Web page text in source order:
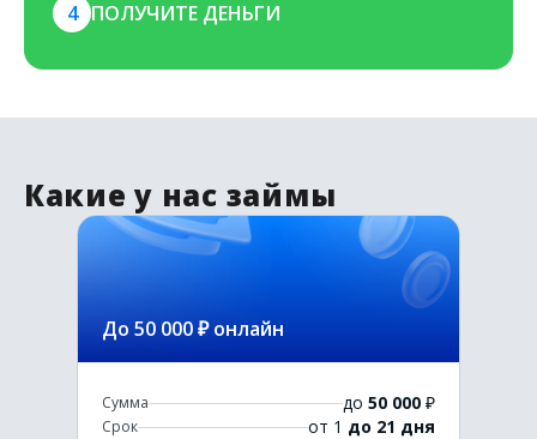
4 ПОЛУЧИТЕ ДЕНЬГИ
Какие у нас займы
До 50 000 ₽ онлайн
Сумма до 50 000 ₽
Срок от 1 до 21 дня